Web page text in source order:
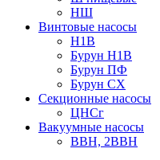
НШ
Винтовые насосы
Н1В
Бурун Н1В
Бурун ПФ
Бурун СХ
Секционные насосы
ЦНСг
Вакуумные насосы
ВВН, 2ВВН